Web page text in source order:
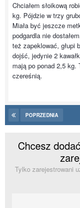
Chciałem słoikową
kg. Pójdzie w trzy
Miała być jeszcze
podgardla nie
też zapeklować, głupi
dojść, jedynie 2
mają po ponad 2,5 kg.
czereśnią.
POPRZEDNIA
Chcesz
Tylko zarejestrowani